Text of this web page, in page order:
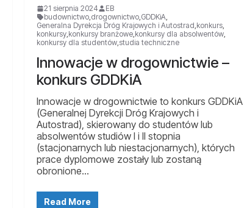
21 sierpnia 2024
EB
budownictwo,drogownictwo,GDDKiA,
Generalna Dyrekcja Dróg Krajowych i Autostrad,konkurs,
konkursy,konkursy branżowe,konkursy dla absolwentów,
konkursy dla studentów,studia techniczne
Innowacje w drogownictwie –
konkurs GDDKiA
Innowacje w drogownictwie to konkurs GDDKiA
(Generalnej Dyrekcji Dróg Krajowych i
Autostrad), skierowany do studentów lub
absolwentów studiów I i II stopnia
(stacjonarnych lub niestacjonarnych), których
prace dyplomowe zostały lub zostaną
obronione…
Read More